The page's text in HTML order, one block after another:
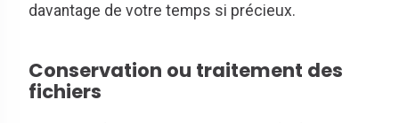
davantage de votre temps si précieux.
Conservation ou traitement des
fichiers